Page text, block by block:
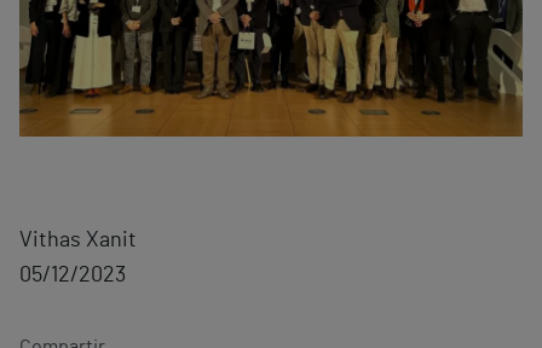
Vithas Xanit
05/12/2023